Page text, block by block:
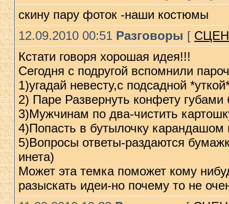
скину пару фоток -наши костюмы
12.09.2010 00:51 Разговоры [
Кстати говоря хорошая идея!!!
Сегодня с подругой вспомнили
1)угадай невесту,с подсадной
2) Паре Развернуть конфету губами
3)Мужчинам по два-чистить
4)Попасть в бутылочку
5)Вопросы ответы-раздаются
инета)
Может эта темка поможет кому
разыскать идеи-но почему то не